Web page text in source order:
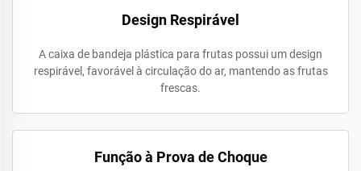
Design Respirável
A caixa de bandeja plástica para frutas possui um design
respirável, favorável à circulação do ar, mantendo as frutas
frescas.
Função à Prova de Choque